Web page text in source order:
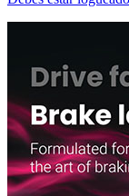
MANTENTE AL